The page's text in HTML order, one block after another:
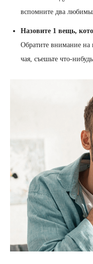
вспомните два
Назовите 1 вещь,
Обратите внимание на
чая, съешьте что-